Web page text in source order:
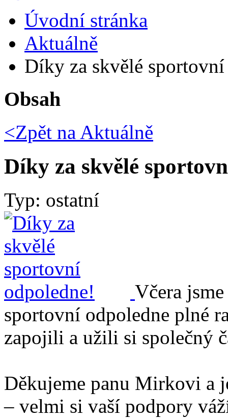
Úvodní stránka
Aktuálně
Díky za skvělé
Obsah
<Zpět na Aktuálně
Díky za skvělé
Typ: ostatní
Včera
sportovní odpoledne plné
zapojili a užili si společný
Děkujeme panu Mirkovi a
– velmi si vaší podpory